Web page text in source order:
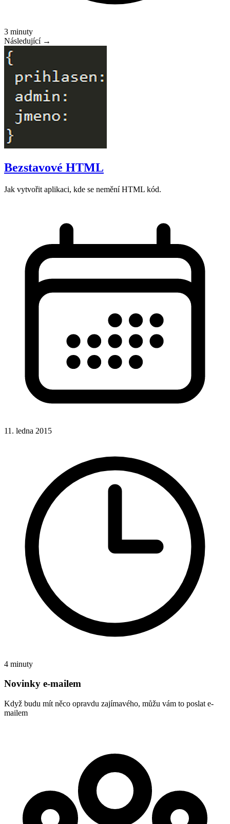
3 minuty
Následující →
Bezstavové HTML
Jak vytvořit aplikaci, kde se nemění HTML kód.
11. ledna 2015
4 minuty
Novinky e-mailem
Když budu mít něco opravdu zajímavého, můžu vám to poslat e-
mailem